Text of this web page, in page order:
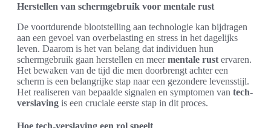
Herstellen van schermgebruik voor mentale rust
De voortdurende blootstelling aan technologie kan bijdragen
aan een gevoel van overbelasting en stress in het dagelijks
leven. Daarom is het van belang dat individuen hun
schermgebruik gaan herstellen en meermentale rust ervaren.
Het bewaken van de tijd die men doorbrengt achter een
scherm is een belangrijke stap naar een gezondere levensstijl.
Het realiseren van bepaalde signalen en symptomen van tech-
verslaving is een cruciale eerste stap in dit proces.
Hoe tech-verslaving een rol speelt